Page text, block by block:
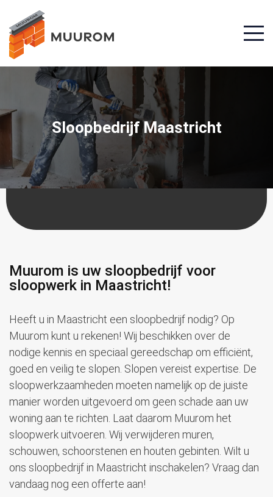
Sloopbedrijf Maastricht
Muurom is uw sloopbedrijf voor
sloopwerk in Maastricht!
Heeft u in Maastricht een sloopbedrijf nodig? Op
Muurom kunt u rekenen! Wij beschikken over de
nodige kennis en speciaal gereedschap om efficiënt,
goed en veilig te slopen. Slopen vereist expertise. De
sloopwerkzaamheden moeten namelijk op de juiste
manier worden uitgevoerd om geen schade aan uw
woning aan te richten. Laat daarom Muurom het
sloopwerk uitvoeren. Wij verwijderen muren,
schouwen, schoorstenen en houten gebinten. Wilt u
ons sloopbedrijf in Maastricht inschakelen? Vraag dan
vandaag nog een offerte aan!